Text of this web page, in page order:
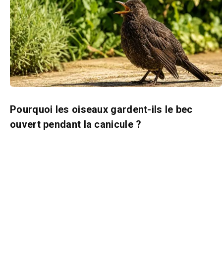
Pourquoi les oiseaux gardent-ils le bec
ouvert pendant la canicule ?